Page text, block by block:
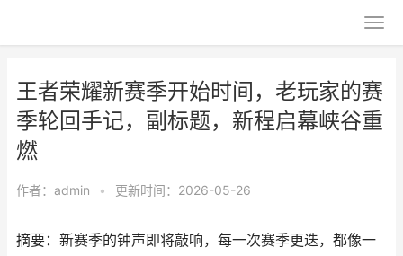
王者荣耀新赛季开始时间，老玩家的赛
季轮回手记，副标题，新程启幕峡谷重
燃
作者： admin • 更新时间：2026-05-26
摘要：新赛季的钟声即将敲响，每一次赛季更迭，都像一